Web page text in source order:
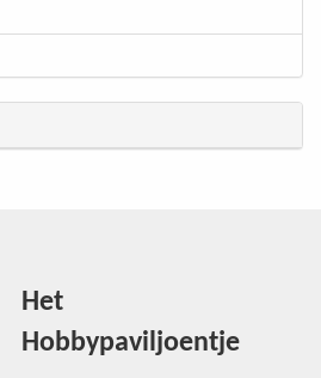
Het
Hobbypaviljoentje